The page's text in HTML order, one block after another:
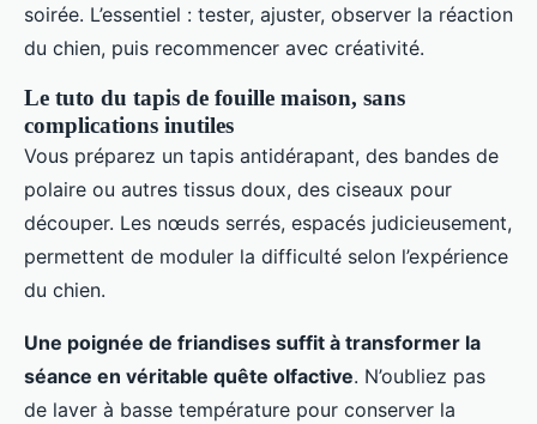
soirée. L’essentiel : tester, ajuster, observer la réaction
du chien, puis recommencer avec créativité.
Le tuto du tapis de fouille maison, sans
complications inutiles
Vous préparez un tapis antidérapant, des bandes de
polaire ou autres tissus doux, des ciseaux pour
découper. Les nœuds serrés, espacés judicieusement,
permettent de moduler la difficulté selon l’expérience
du chien.
Une poignée de friandises suffit à transformer la
séance en véritable quête olfactive. N’oubliez pas
de laver à basse température pour conserver la